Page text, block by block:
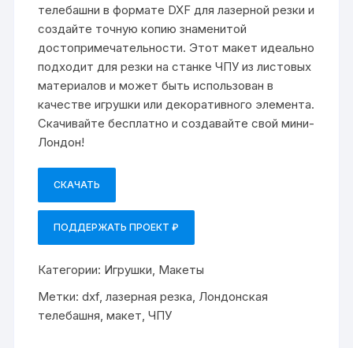
телебашни в формате DXF для лазерной резки и
создайте точную копию знаменитой
достопримечательности. Этот макет идеально
подходит для резки на станке ЧПУ из листовых
материалов и может быть использован в
качестве игрушки или декоративного элемента.
Скачивайте бесплатно и создавайте свой мини-
Лондон!
СКАЧАТЬ
ПОДДЕРЖАТЬ ПРОЕКТ ₽
Категории: Игрушки Макеты
Метки:dxf,лазерная резка Лондонская
телебашня ,макет ,ЧПУ